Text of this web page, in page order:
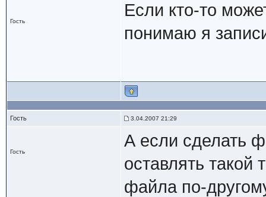
Гость
Если кто-то
понимаю я
Гость 3.04.2007 21:29
Гость
А если сделать
оставлять такой
файла по-